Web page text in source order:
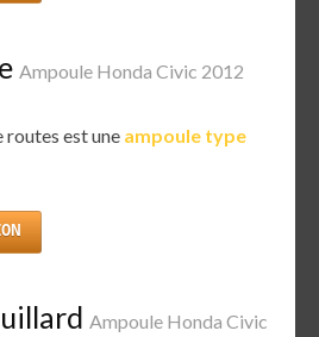
Ampoule Honda Civic 2012
routes est une ampoule type
Ampoule Honda Civic